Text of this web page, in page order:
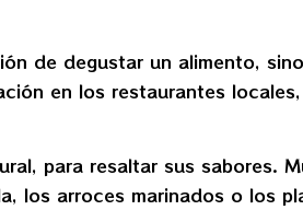
de degustar un alimento,
en los restaurantes
para resaltar sus sabores.
los arroces marinados o los